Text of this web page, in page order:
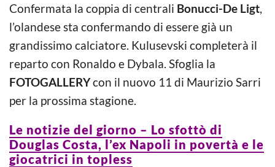
Confermata la coppia di centrali Bonucci-De Ligt,
l’olandese sta confermando di essere già un
grandissimo calciatore. Kulusevski completerà il
reparto con Ronaldo e Dybala. Sfoglia la
FOTOGALLERYcon il nuovo 11 di Maurizio Sarri
per la prossima stagione.
Le notizie del giorno – Lo sfottò di
Douglas Costa, l’ex Napoli in povertà e le
giocatrici in topless